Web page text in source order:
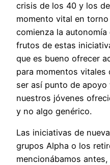
crisis de los 40 y los
momento vital en
comienza la
frutos de estas
que es bueno ofrecer
para momentos
ser así punto de
nuestros jóvenes
y no algo genérico.
Las iniciativas de
grupos Alpha o los
mencionábamos